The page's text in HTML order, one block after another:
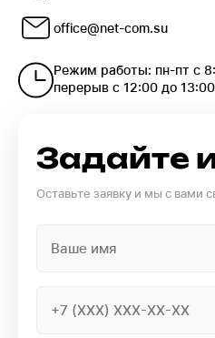
office@net-com.su
Режим работы: пн-пт с
перерыв с 12:00 до 13:00
Задайте
Оставьте заявку и мы с вами